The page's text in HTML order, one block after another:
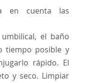
en cuenta las
el baño
tiempo posible y
rápido. El
y seco. Limpiar